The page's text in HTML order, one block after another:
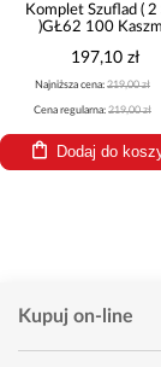
Komplet Szuflad ( 2
)GŁ62 100
197,10 zł
Najniższa cena: 219,00 zł
Cena regularna: 219,00 zł
Dodaj do
Kupuj on-line